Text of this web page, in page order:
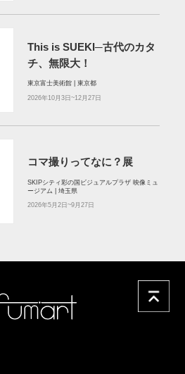
This is SUEKI─古代のカタ
チ、無限大！
東京富士美術館 | 東京都
2026年10月3日~12月27日
コマ撮りってなに？展
SKIPシティ彩の国ビジュアルプラザ 映像ミュ
ージアム | 埼玉県
2026年5月2日~9月27日